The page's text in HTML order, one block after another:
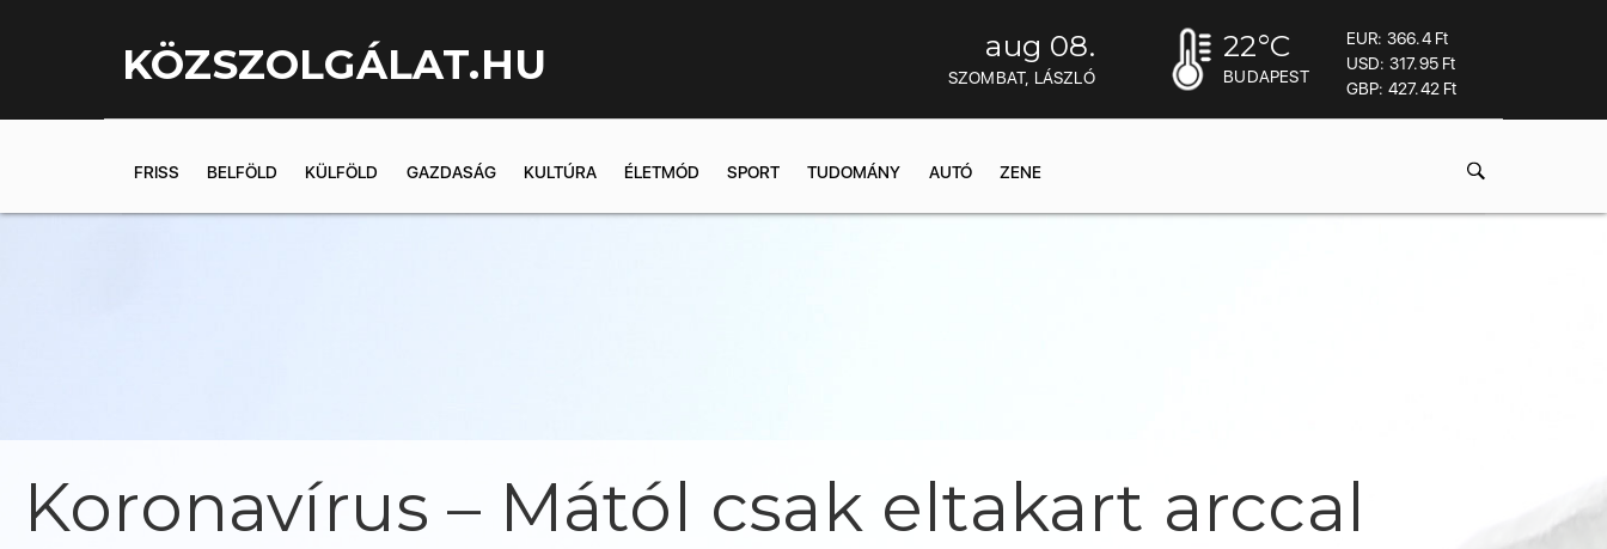
KÖZSZOLGÁLAT.HU aug 08.
SZOMBAT, LÁSZLÓ
22°C
BUDAPEST
EUR: 366.4 Ft
USD: 317.95 Ft
GBP: 427.42 Ft
FRISS BELFÖLD KÜLFÖLD GAZDASÁG KULTÚRA ÉLETMÓD SPORT TUDOMÁNY AUTÓ ZENE
Koronavírus – Mától csak eltakart arccal